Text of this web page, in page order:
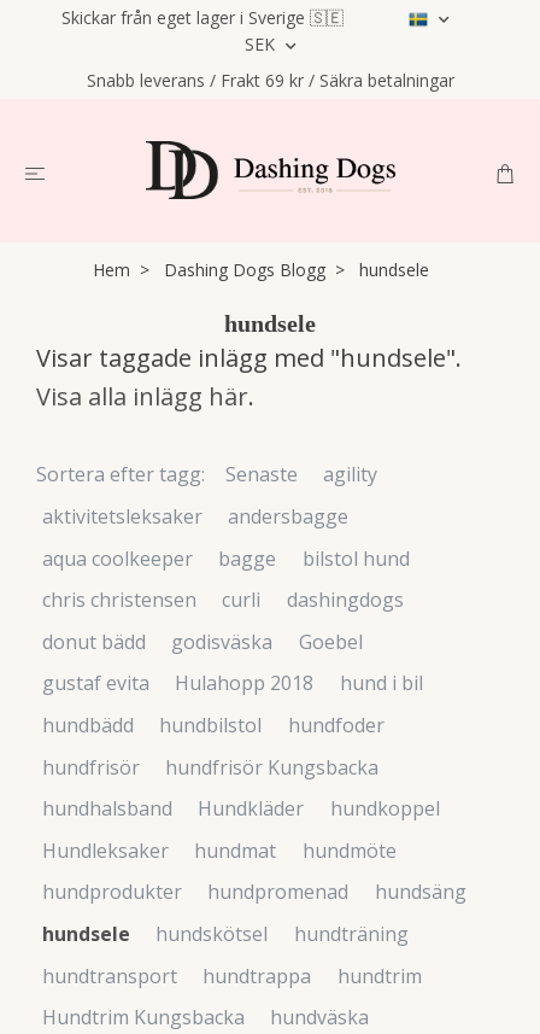
Skickar från eget lager i Sverige 🇸🇪
SEK
Snabb leverans / Frakt 69 kr / Säkra betalningar
Hem Dashing Dogs Blogg hundsele
hundsele
Visar taggade inlägg med "hundsele".
Visa alla inlägg här.
Sortera efter tagg: Senaste
agility
aktivitetsleksaker
andersbagge
aqua coolkeeper
bagge
bilstol hund
chris christensen
curli
dashingdogs
donut bädd
godisväska
Goebel
gustaf evita
Hulahopp 2018
hund i bil
hundbädd
hundbilstol
hundfoder
hundfrisör
hundfrisör Kungsbacka
hundhalsband
Hundkläder
hundkoppel
Hundleksaker
hundmat
hundmöte
hundprodukter
hundpromenad
hundsäng
hundsele
hundskötsel
hundträning
hundtransport
hundtrappa
hundtrim
Hundtrim Kungsbacka
hundväska